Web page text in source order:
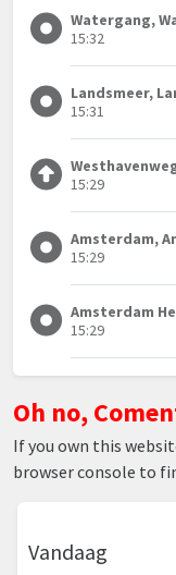
Watergang,
15:32
Landsmeer,
15:31
15:29
Amsterdam,
15:29
Amsterdam
15:29
Oh no,
If you own this
browser console to
Vandaag